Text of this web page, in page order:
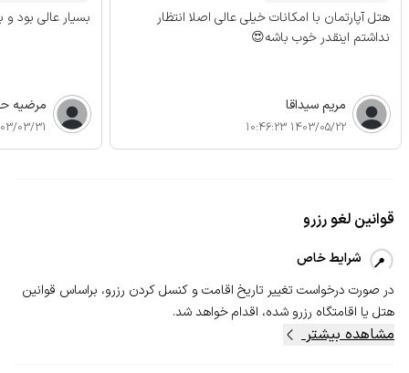
هتل آپارتمان با امکانات خیلی عالی اصلا انتظار
نداشتم اینقدر خوب باشه😍
مریم سیداقا
1403/05/22 10:46:23
بسیار عالی بود
مرضیه
03/31 11:09:12
قوانین لغو رزرو
شرایط خاص
در صورت درخواست تغییر تاریخ اقامت و کنسل‌ کردن رزرو، بر‌اساس قوانین
هتل یا اقامتگاه رزرو شده، اقدام خواهد شد.
مشاهده بیشتر